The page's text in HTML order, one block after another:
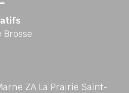
Brosse
ZA La Prairie Saint-